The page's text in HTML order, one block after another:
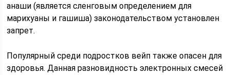
анаши (является сленговым определением для
марихуаны и гашиша) законодательством установлен
запрет.
Популярный среди подростков вейп также опасен для
здоровья. Данная разновидность электронных смесей